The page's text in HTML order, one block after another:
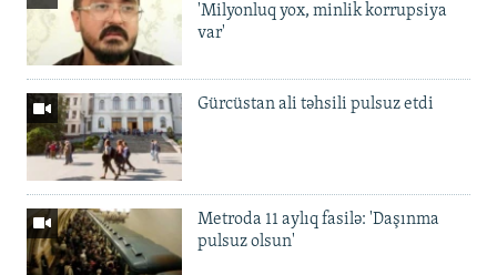
'Milyonluq yox, minlik korrupsiya
var'
Gürcüstan ali təhsili pulsuz etdi
Metroda 11 aylıq fasilə: 'Daşınma
pulsuz olsun'